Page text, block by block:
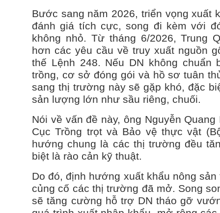
Bước sang năm 2026, triển vọng xuất
đánh giá tích cực, song đi kèm với
không nhỏ. Từ tháng 6/2026, Trung
hơn các yêu cầu về truy xuất nguồn
thế Lệnh 248. Nếu DN không chuẩn
trồng, cơ sở đóng gói và hồ sơ tuân
sang thị trường này sẽ gặp khó, đặc
sản lượng lớn như sầu riêng, chuối.
Nói về vấn đề này, ông Nguyễn
Cục Trồng trọt và Bảo vệ thực vật
hướng chung là các thị trường đều
biệt là rào cản kỹ thuật.
Do đó, định hướng xuất khẩu nông
củng cố các thị trường đã mở. Song
sẽ tăng cường hỗ trợ DN tháo gỡ